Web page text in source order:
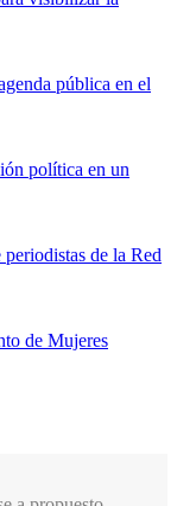
pública en el
política en un
de la Red
de Mujeres